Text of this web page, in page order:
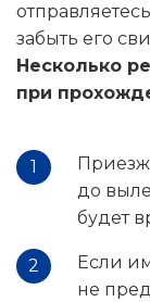
забыть его
Несколько
при
до
будет
Если
не